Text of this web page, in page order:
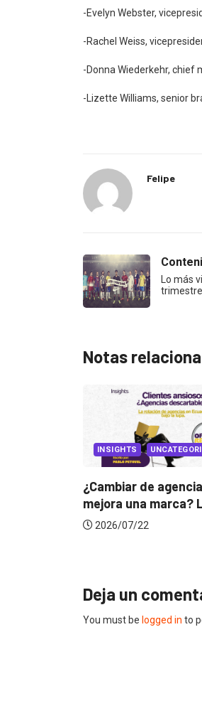
-Evelyn Webster,
-Rachel Weiss,
-Donna Wiederkehr, chief
-Lizette Williams, senior
Felipe
Lo más
trimestre
Notas
marca? La...
Gabriela
de
Deja un
You must be logged in to